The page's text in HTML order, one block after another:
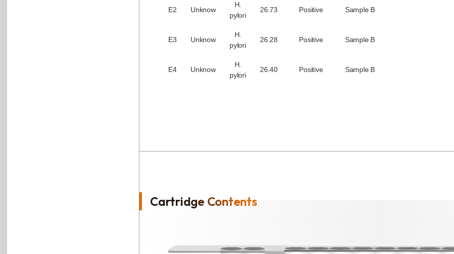
E2 Unknow
H.
pylori
26.73 Positive Sample B
E3 Unknow
H.
pylori
26.28 Positive Sample B
E4 Unknow
H.
pylori
26.40 Positive Sample B
Cartridge Contents